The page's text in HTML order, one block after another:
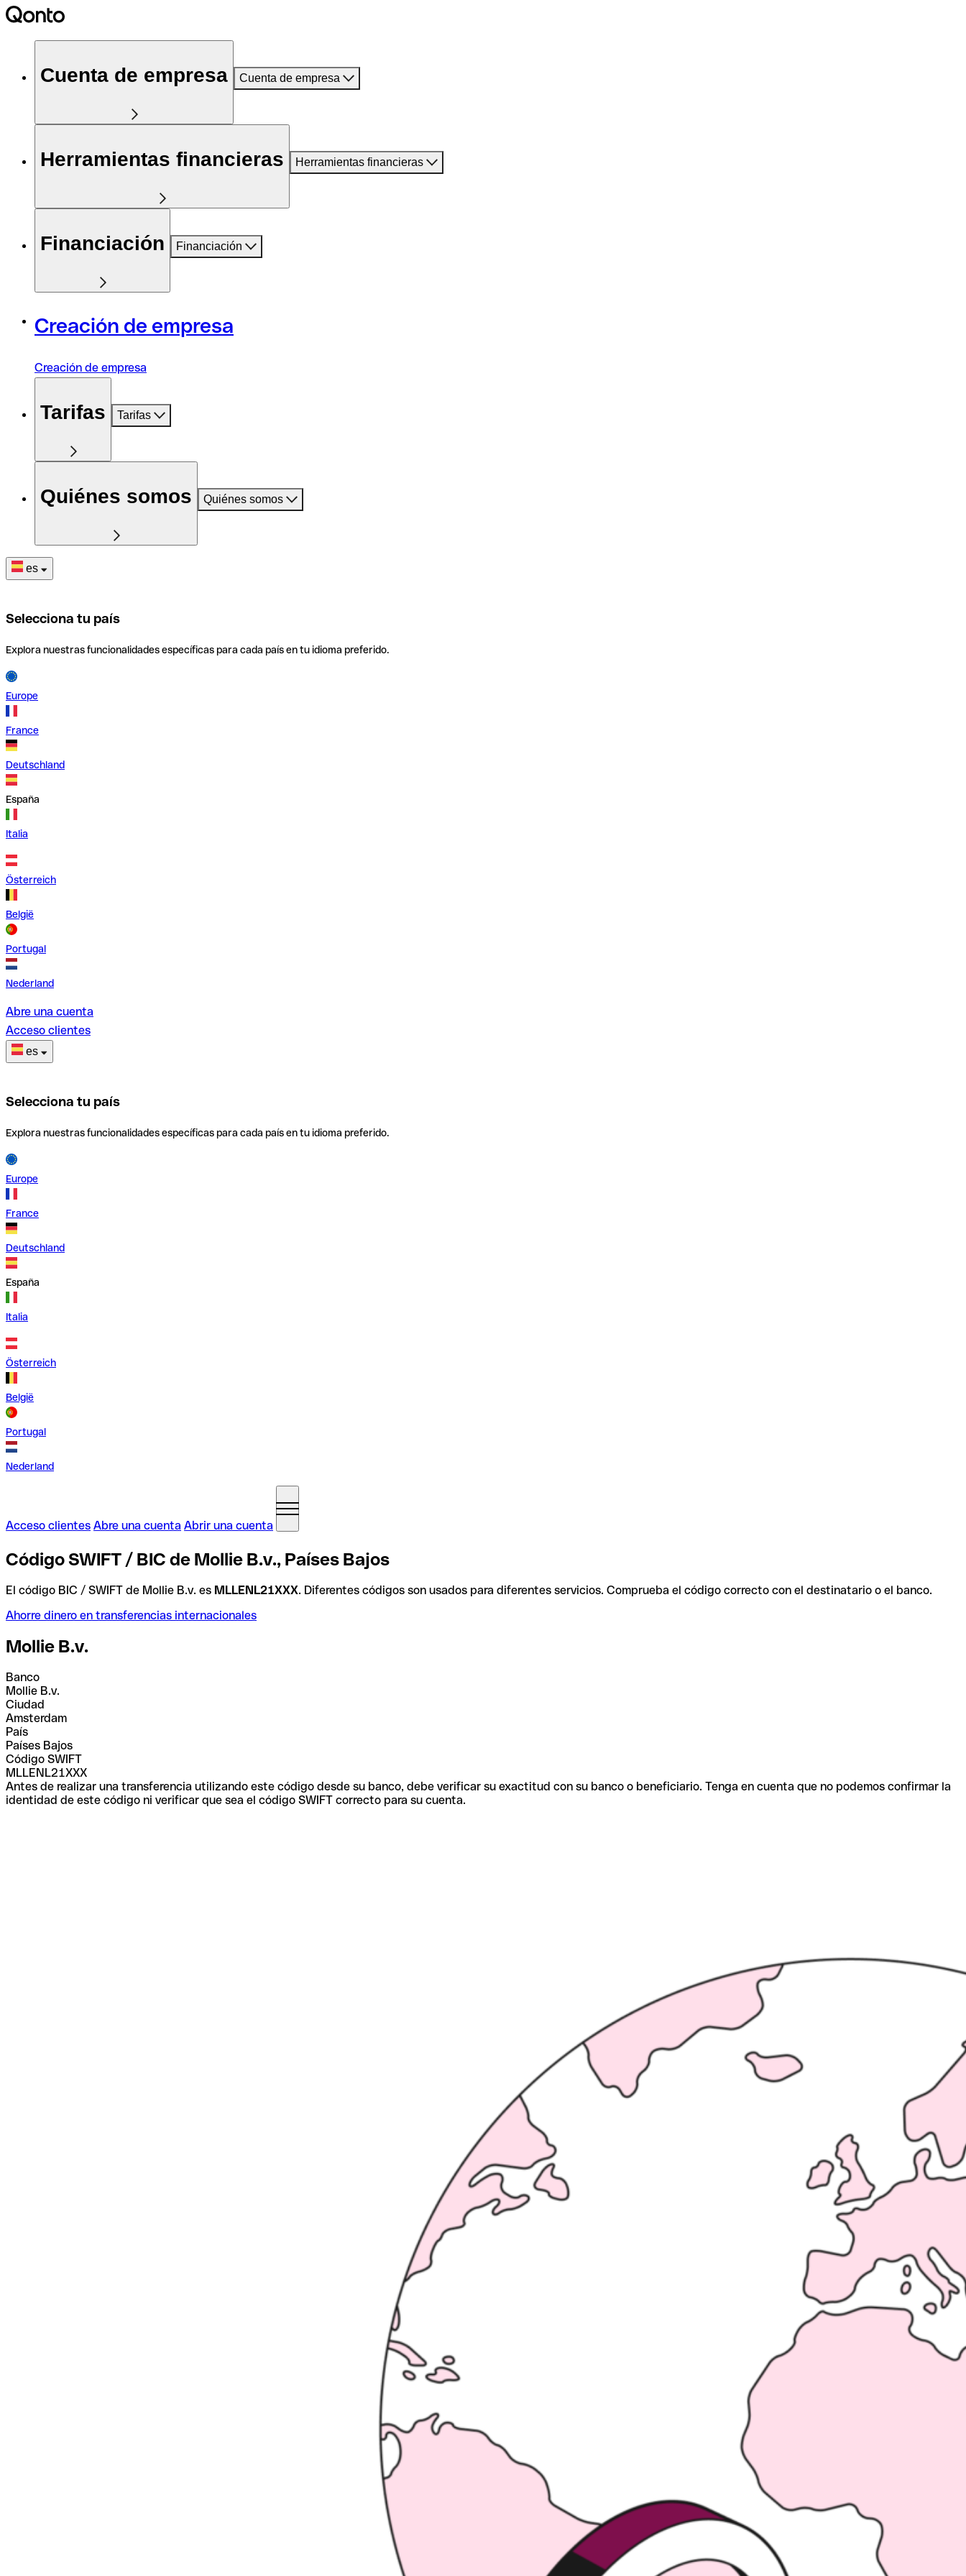
Cuenta de empresa Cuenta de empresa
Herramientas financieras Herramientas financieras
Financiación Financiación
Creación de empresa
Creación de empresa
Tarifas Tarifas
Quiénes somos Quiénes somos
es
Selecciona tu país
Explora nuestras funcionalidades específicas para cada país en tu idioma preferido.
Europe
France
Deutschland
España
Italia
Österreich
België
Portugal
Nederland
Abre una cuenta
Acceso clientes
es
Selecciona tu país
Explora nuestras funcionalidades específicas para cada país en tu idioma preferido.
Europe
France
Deutschland
España
Italia
Österreich
België
Portugal
Nederland
Acceso clientes Abre una cuenta Abrir una cuenta
Código SWIFT / BIC de Mollie B.v., Países Bajos
El código BIC / SWIFT de Mollie B.v. es MLLENL21XXX. Diferentes códigos son usados para diferentes servicios. Comprueba el código correcto con el destinatario o el banco.
Ahorre dinero en transferencias internacionales
Mollie B.v.
Banco
Mollie B.v.
Ciudad
Amsterdam
País
Países Bajos
Código SWIFT
MLLENL21XXX
Antes de realizar una transferencia utilizando este código desde su banco, debe verificar su exactitud con su banco o beneficiario. Tenga en cuenta que no podemos confirmar la
identidad de este código ni verificar que sea el código SWIFT correcto para su cuenta.